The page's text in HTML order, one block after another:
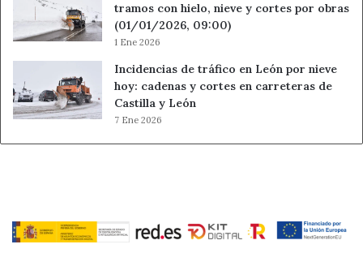
tramos con hielo, nieve y cortes por obras
(01/01/2026, 09:00)
1 Ene 2026
Incidencias de tráfico en León por nieve
hoy: cadenas y cortes en carreteras de
Castilla y León
7 Ene 2026